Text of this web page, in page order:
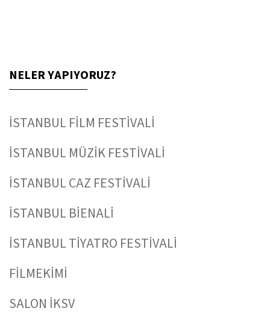
NELER YAPIYORUZ?
İSTANBUL FİLM FESTİVALİ
İSTANBUL MÜZİK FESTİVALİ
İSTANBUL CAZ FESTİVALİ
İSTANBUL BİENALİ
İSTANBUL TİYATRO FESTİVALİ
FİLMEKİMİ
SALON İKSV